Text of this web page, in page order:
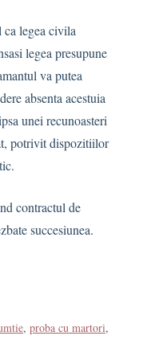
legea civila
legea presupune
va putea
absenta acestuia
unei recunoasteri
potrivit dispozitiilor
contractul de
succesiunea.
, proba cu martori,